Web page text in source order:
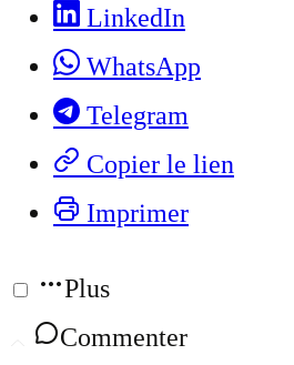
LinkedIn
WhatsApp
Telegram
Copier le lien
Imprimer
Plus
Commenter